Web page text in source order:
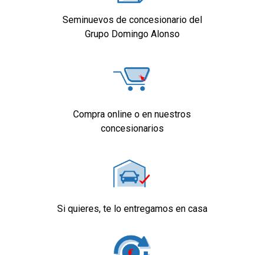
Seminuevos de concesionario del
Grupo Domingo Alonso
Compra online o en nuestros
concesionarios
Si quieres, te lo entregamos en casa